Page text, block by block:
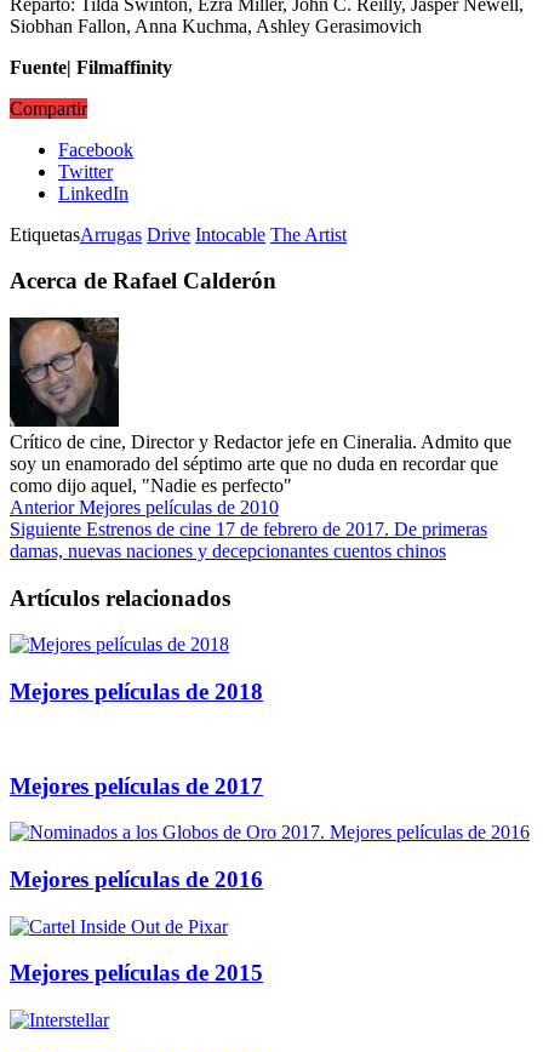
Siobhan Fallon, Anna Kuchma, Ashley Gerasimovich
Fuente| Filmaffinity
Compartir
Facebook
Twitter
LinkedIn
EtiquetasArrugas Drive Intocable The Artist
Acerca de Rafael Calderón
Crítico de cine, Director y Redactor jefe en Cineralia. Admito que
soy un enamorado del séptimo arte que no duda en recordar que
como dijo aquel, "Nadie es perfecto"
AnteriorMejores películas de 2010
Siguiente Estrenos de cine 17 de febrero de 2017. De primeras
damas, nuevas naciones y decepcionantes cuentos chinos
Artículos relacionados
Mejores películas de 2018
Mejores películas de 2017
Mejores películas de 2016
Mejores películas de 2015